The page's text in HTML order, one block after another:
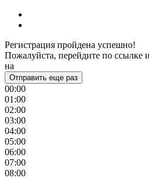
Регистрация пройдена успешно!
Пожалуйста, перейдите по ссылке
на
Отправить еще раз
00:00
01:00
02:00
03:00
04:00
05:00
06:00
07:00
08:00